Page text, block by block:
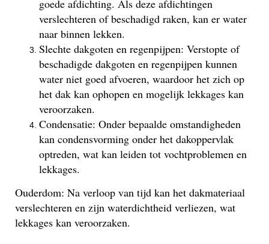
goede afdichting. Als deze afdichtingen
verslechteren of beschadigd raken, kan er water
naar binnen lekken.
Slechte dakgoten en regenpijpen: Verstopte of
beschadigde dakgoten en regenpijpen kunnen
water niet goed afvoeren, waardoor het zich op
het dak kan ophopen en mogelijk lekkages kan
veroorzaken.
Condensatie: Onder bepaalde omstandigheden
kan condensvorming onder het dakoppervlak
optreden, wat kan leiden tot vochtproblemen en
lekkages.
Ouderdom: Na verloop van tijd kan het dakmateriaal
verslechteren en zijn waterdichtheid verliezen, wat
lekkages kan veroorzaken.